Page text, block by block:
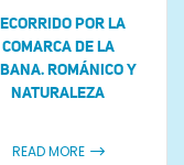
POR LA
COMARCA DE LA
ROMÁNICO Y
NATURALEZA
READ MORE